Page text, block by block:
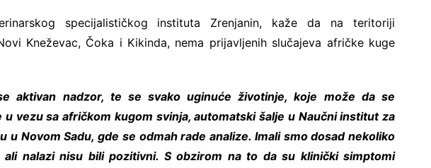
specijalističkog instituta Zrenjanin, kaže da na teritoriji
Kneževac, Čoka i Kikinda, nema prijavljenih slučajeva afričke kuge
aktivan nadzor, te se svako uginuće životinje, koje može da se
u vezu sa afričkom kugom svinja, automatski šalje u Naučni institut za
u Novom Sadu, gde se odmah rade analize. Imali smo dosad nekoliko
ali nalazi nisu bili pozitivni. S obzirom na to da su klinički simptomi